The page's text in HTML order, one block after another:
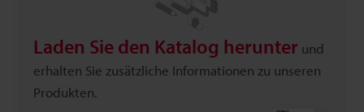
Laden Sie den Katalog herunter und
erhalten Sie zusätzliche Informationen zu unseren
Produkten.